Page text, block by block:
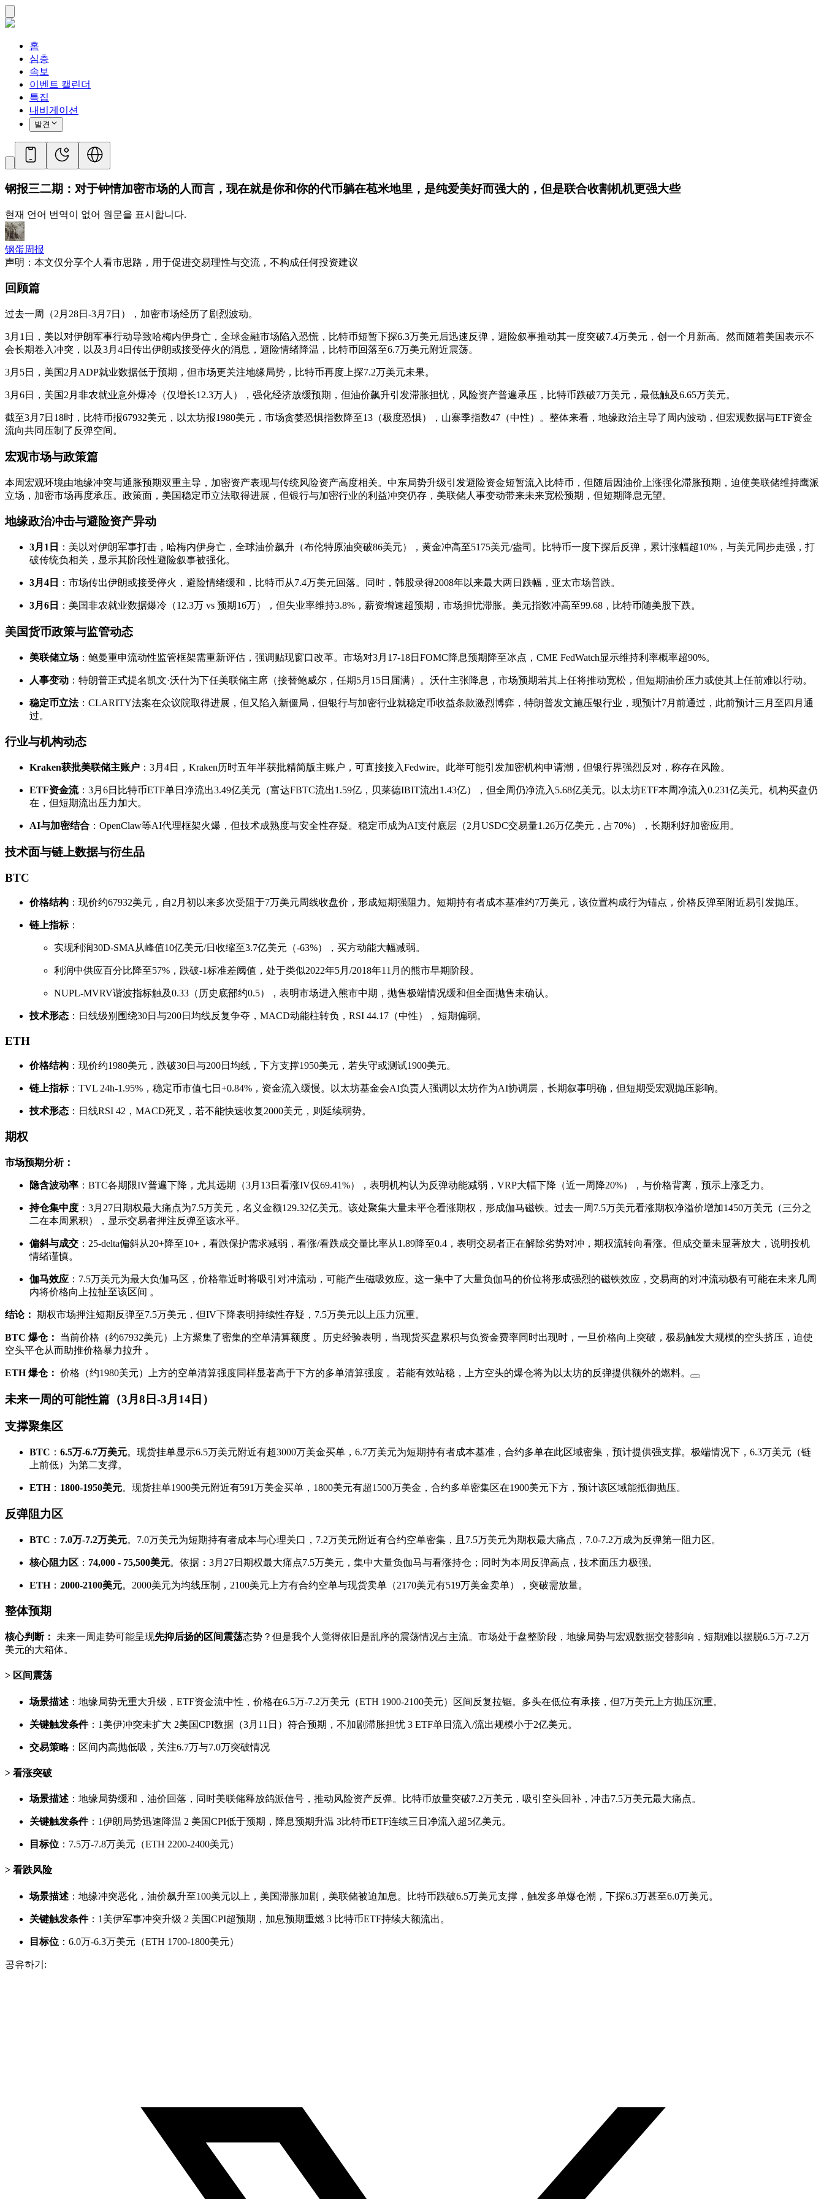
홈
심층
속보
이벤트 캘린더
특집
내비게이션
발견
钢报三二期：对于钟情加密市场的人而言，现在就是你和你的代币躺在苞米地里，是纯爱美好而强大的，但是联合收割机机更强大些
현재 언어 번역이 없어 원문을 표시합니다.
钢蛋周报
声明：本文仅分享个人看市思路，用于促进交易理性与交流，不构成任何投资建议
回顾篇
过去一周（2月28日-3月7日），加密市场经历了剧烈波动。
3月1日，美以对伊朗军事行动导致哈梅内伊身亡，全球金融市场陷入恐慌，比特币短暂下探6.3万美元后迅速反弹，避险叙事推动其一度突破7.4万美元，创一个月新高。然而随着美国表示不
会长期卷入冲突，以及3月4日传出伊朗或接受停火的消息，避险情绪降温，比特币回落至6.7万美元附近震荡。
3月5日，美国2月ADP就业数据低于预期，但市场更关注地缘局势，比特币再度上探7.2万美元未果。
3月6日，美国2月非农就业意外爆冷（仅增长12.3万人），强化经济放缓预期，但油价飙升引发滞胀担忧，风险资产普遍承压，比特币跌破7万美元，最低触及6.65万美元。
截至3月7日18时，比特币报67932美元，以太坊报1980美元，市场贪婪恐惧指数降至13（极度恐惧），山寨季指数47（中性）。整体来看，地缘政治主导了周内波动，但宏观数据与ETF资金
流向共同压制了反弹空间。
宏观市场与政策篇
本周宏观环境由地缘冲突与通胀预期双重主导，加密资产表现与传统风险资产高度相关。中东局势升级引发避险资金短暂流入比特币，但随后因油价上涨强化滞胀预期，迫使美联储维持鹰派
立场，加密市场再度承压。政策面，美国稳定币立法取得进展，但银行与加密行业的利益冲突仍存，美联储人事变动带来未来宽松预期，但短期降息无望。
地缘政治冲击与避险资产异动
3月1日
：美以对伊朗军事打击，哈梅内伊身亡，全球油价飙升（布伦特原油突破86美元），黄金冲高至5175美元/盎司。比特币一度下探后反弹，累计涨幅超10%，与美元同步走强，打
破传统负相关，显示其阶段性避险叙事被强化。
3月4日 ：市场传出伊朗或接受停火，避险情绪缓和，比特币从7.4万美元回落。同时，韩股录得2008年以来最大两日跌幅，亚太市场普跌。
3月6日 ：美国非农就业数据爆冷（12.3万 vs 预期16万），但失业率维持3.8%，薪资增速超预期，市场担忧滞胀。美元指数冲高至99.68，比特币随美股下跌。
美国货币政策与监管动态
美联储立场 ：鲍曼重申流动性监管框架需重新评估，强调贴现窗口改革。市场对3月17-18日FOMC降息预期降至冰点，CME FedWatch显示维持利率概率超90%。
人事变动 ：特朗普正式提名凯文·沃什为下任美联储主席（接替鲍威尔，任期5月15日届满）。沃什主张降息，市场预期若其上任将推动宽松，但短期油价压力或使其上任前难以行动。
稳定币立法：CLARITY法案在众议院取得进展，但又陷入新僵局，但银行与加密行业就稳定币收益条款激烈博弈，特朗普发文施压银行业，现预计7月前通过，此前预计三月至四月通
过。
行业与机构动态
Kraken获批美联储主账户 ：3月4日，Kraken历时五年半获批精简版主账户，可直接接入Fedwire。此举可能引发加密机构申请潮，但银行界强烈反对，称存在风险。
ETF资金流：3月6日比特币ETF单日净流出3.49亿美元（富达FBTC流出1.59亿，贝莱德IBIT流出1.43亿），但全周仍净流入5.68亿美元。以太坊ETF本周净流入0.231亿美元。机构买盘仍
在，但短期流出压力加大。
AI与加密结合 ：OpenClaw等AI代理框架火爆，但技术成熟度与安全性存疑。稳定币成为AI支付底层（2月USDC交易量1.26万亿美元，占70%），长期利好加密应用。
技术面与链上数据与衍生品
BTC
价格结构 ：现价约67932美元，自2月初以来多次受阻于7万美元周线收盘价，形成短期强阻力。短期持有者成本基准约7万美元，该位置构成行为锚点，价格反弹至附近易引发抛压。
链上指标：
实现利润30D-SMA从峰值10亿美元/日收缩至3.7亿美元（-63%），买方动能大幅减弱。
利润中供应百分比降至57%，跌破-1标准差阈值，处于类似2022年5月/2018年11月的熊市早期阶段。
NUPL-MVRV谐波指标触及0.33（历史底部约0.5），表明市场进入熊市中期，抛售极端情况缓和但全面抛售未确认。
技术形态 ：日线级别围绕30日与200日均线反复争夺，MACD动能柱转负，RSI 44.17（中性），短期偏弱。
ETH
价格结构 ：现价约1980美元，跌破30日与200日均线，下方支撑1950美元，若失守或测试1900美元。
链上指标：TVL 24h-1.95%，稳定币市值七日+0.84%，资金流入缓慢。以太坊基金会AI负责人强调以太坊作为AI协调层，长期叙事明确，但短期受宏观抛压影响。
技术形态 ：日线RSI 42，MACD死叉，若不能快速收复2000美元，则延续弱势。
期权
市场预期分析：
隐含波动率 ：BTC各期限IV普遍下降，尤其远期（3月13日看涨IV仅69.41%），表明机构认为反弹动能减弱，VRP大幅下降（近一周降20%），与价格背离，预示上涨乏力。
持仓集中度 ：3月27日期权最大痛点为7.5万美元，名义金额129.32亿美元。该处聚集大量未平仓看涨期权，形成伽马磁铁。过去一周7.5万美元看涨期权净溢价增加1450万美元（三分之
二在本周累积），显示交易者押注反弹至该水平。
偏斜与成交 ：25-delta偏斜从20+降至10+，看跌保护需求减弱，看涨/看跌成交量比率从1.89降至0.4，表明交易者正在解除劣势对冲，期权流转向看涨。但成交量未显著放大，说明投机
情绪谨慎。
伽马效应 ：7.5万美元为最大负伽马区，价格靠近时将吸引对冲流动，可能产生磁吸效应。这一集中了大量负伽马的价位将形成强烈的磁铁效应，交易商的对冲流动极有可能在未来几周
内将价格向上拉扯至该区间 。
结论： 期权市场押注短期反弹至7.5万美元，但IV下降表明持续性存疑，7.5万美元以上压力沉重。
BTC 爆仓： 当前价格（约67932美元）上方聚集了密集的空单清算额度 。历史经验表明，当现货买盘累积与负资金费率同时出现时，一旦价格向上突破，极易触发大规模的空头挤压，迫使
空头平仓从而助推价格暴力拉升 。
ETH 爆仓： 价格（约1980美元）上方的空单清算强度同样显著高于下方的多单清算强度 。若能有效站稳，上方空头的爆仓将为以太坊的反弹提供额外的燃料。
未来一周的可能性篇（3月8日-3月14日）
支撑聚集区
BTC ： 6.5万-6.7万美元。现货挂单显示6.5万美元附近有超3000万美金买单，6.7万美元为短期持有者成本基准，合约多单在此区域密集，预计提供强支撑。极端情况下，6.3万美元（链
上前低）为第二支撑。
ETH： 1800-1950美元。现货挂单1900美元附近有591万美金买单，1800美元有超1500万美金，合约多单密集区在1900美元下方，预计该区域能抵御抛压。
反弹阻力区
BTC ： 7.0万-7.2万美元。7.0万美元为短期持有者成本与心理关口，7.2万美元附近有合约空单密集，且7.5万美元为期权最大痛点，7.0-7.2万成为反弹第一阻力区。
核心阻力区 ： 74,000 - 75,500美元。依据：3月27日期权最大痛点7.5万美元，集中大量负伽马与看涨持仓；同时为本周反弹高点，技术面压力极强。
ETH： 2000-2100美元。2000美元为均线压制，2100美元上方有合约空单与现货卖单（2170美元有519万美金卖单），突破需放量。
整体预期
核心判断： 未来一周走势可能呈现先抑后扬的区间震荡态势？但是我个人觉得依旧是乱序的震荡情况占主流。市场处于盘整阶段，地缘局势与宏观数据交替影响，短期难以摆脱6.5万-7.2万
美元的大箱体。
区间震荡
场景描述 ：地缘局势无重大升级，ETF资金流中性，价格在6.5万-7.2万美元（ETH 1900-2100美元）区间反复拉锯。多头在低位有承接，但7万美元上方抛压沉重。
关键触发条件：1美伊冲突未扩大 2美国CPI数据（3月11日）符合预期，不加剧滞胀担忧 3 ETF单日流入/流出规模小于2亿美元。
交易策略：区间内高抛低吸，关注6.7万与7.0万突破情况
看涨突破
场景描述 ：地缘局势缓和，油价回落，同时美联储释放鸽派信号，推动风险资产反弹。比特币放量突破7.2万美元，吸引空头回补，冲击7.5万美元最大痛点。
关键触发条件：1伊朗局势迅速降温 2 美国CPI低于预期，降息预期升温 3比特币ETF连续三日净流入超5亿美元。
目标位 ：7.5万-7.8万美元（ETH 2200-2400美元）
看跌风险
场景描述 ：地缘冲突恶化，油价飙升至100美元以上，美国滞胀加剧，美联储被迫加息。比特币跌破6.5万美元支撑，触发多单爆仓潮，下探6.3万甚至6.0万美元。
关键触发条件：1美伊军事冲突升级 2 美国CPI超预期，加息预期重燃 3 比特币ETF持续大额流出。
目标位 ：6.0万-6.3万美元（ETH 1700-1800美元）
공유하기: